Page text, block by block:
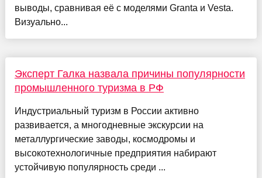
выводы, сравнивая её с моделями Granta и Vesta.
Визуально...
Эксперт Галка назвала причины популярности
промышленного туризма в РФ
Индустриальный туризм в России активно
развивается, а многодневные экскурсии на
металлургические заводы, космодромы и
высокотехнологичные предприятия набирают
устойчивую популярность среди ...